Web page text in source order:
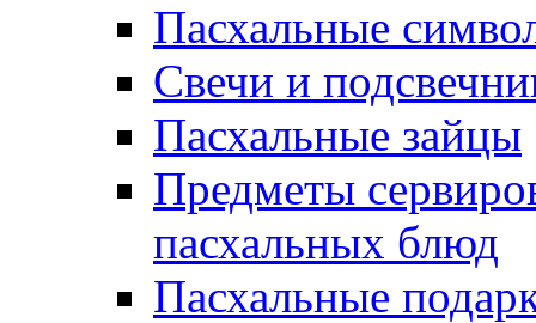
Пасхальные
Свечи и
Пасхальные зайцы
Предметы
пасхальных блюд
Пасхальные